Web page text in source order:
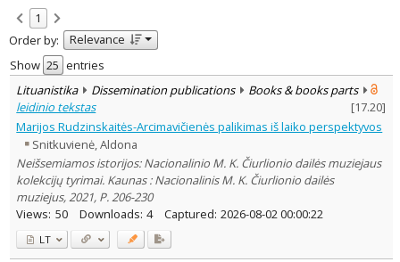
Refine
Open access
Scientific publications 23
Dissemination publications
Document Type:
Books & books parts 13
Journal articles
Subject area:
Archaeology 5
History 9
Arts 18
Text language
Historical periods
1
Order by:
Relevance
Show
entries
Lituanistika
Dissemination publications
Books & books parts
leidinio tekstas
[17.20]
Marijos Rudzinskaitės-Arcimavičienės palikimas iš laiko perspektyvos
Snitkuvienė, Aldona
Neišsemiamos istorijos: Nacionalinio M. K. Čiurlionio dailės muziejaus
kolekcijų tyrimai. Kaunas : Nacionalinis M. K. Čiurlionio dailės
muziejus, 2021, P. 206-230
Views: 50 Downloads: 4 Captured: 2026-08-02 00:00:22
LT